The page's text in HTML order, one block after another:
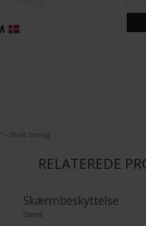
- Ekskl. beslag
RELATEREDE
Skærmbeskyttelse
Orient